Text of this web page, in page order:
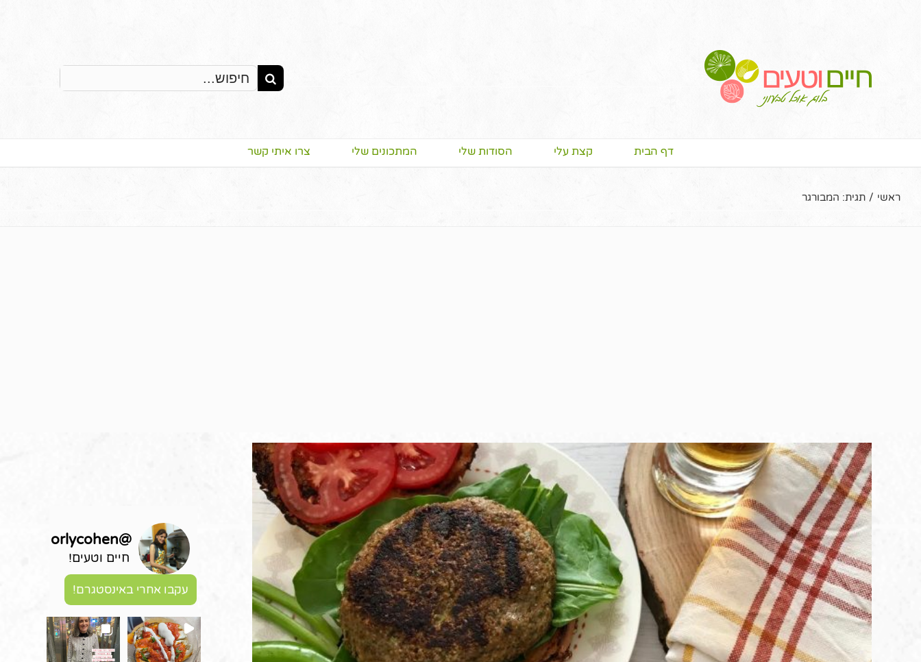
Search
for:
דף הבית קצת עלי הסודות שלי המתכונים שלי צרו איתי קשר
ראשי / תגית: המבורגר
@
orlycohen
חיים וטעים!
עקבו אחרי באינסטגרם!